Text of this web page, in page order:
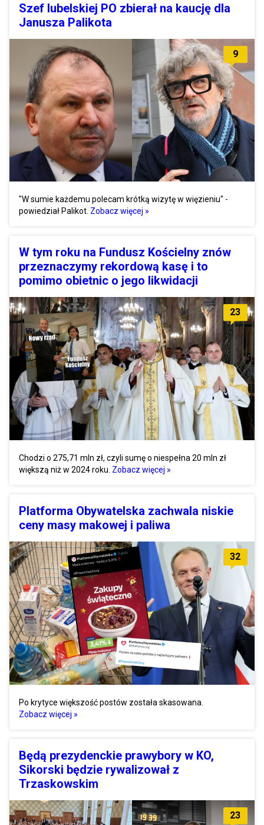
Szef lubelskiej PO zbierał na kaucję dla
Janusza Palikota
9
"W sumie każdemu polecam krótką wizytę w więzieniu" -
powiedział Palikot. Zobacz więcej »
W tym roku na Fundusz Kościelny znów
przeznaczymy rekordową kasę i to
pomimo obietnic o jego likwidacji
23
Chodzi o 275,71 mln zł, czyli sumę o niespełna 20 mln zł
większą niż w 2024 roku. Zobacz więcej »
Platforma Obywatelska zachwala niskie
ceny masy makowej i paliwa
32
Po krytyce większość postów została skasowana.
Zobacz więcej »
Będą prezydenckie prawybory w KO,
Sikorski będzie rywalizował z
Trzaskowskim
23